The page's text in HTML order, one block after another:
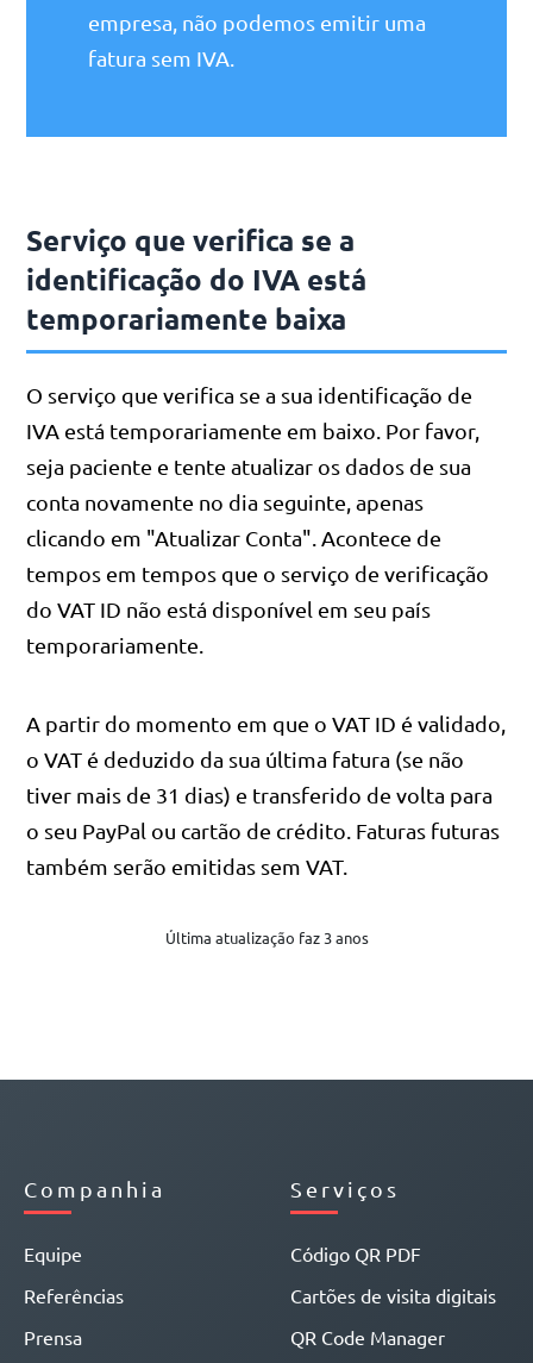
empresa, não podemos emitir uma
fatura sem IVA.
Serviço que verifica se a
identificação do IVA está
temporariamente baixa
O serviço que verifica se a sua identificação de
IVA está temporariamente em baixo. Por favor,
seja paciente e tente atualizar os dados de sua
conta novamente no dia seguinte, apenas
clicando em "Atualizar Conta". Acontece de
tempos em tempos que o serviço de verificação
do VAT ID não está disponível em seu país
temporariamente.
A partir do momento em que o VAT ID é validado,
o VAT é deduzido da sua última fatura (se não
tiver mais de 31 dias) e transferido de volta para
o seu PayPal ou cartão de crédito. Faturas futuras
também serão emitidas sem VAT.
Última atualização faz 3 anos
Companhia
Equipe
Referências
Prensa
Serviços
Código QR PDF
Cartões de visita digitais
QR Code Manager